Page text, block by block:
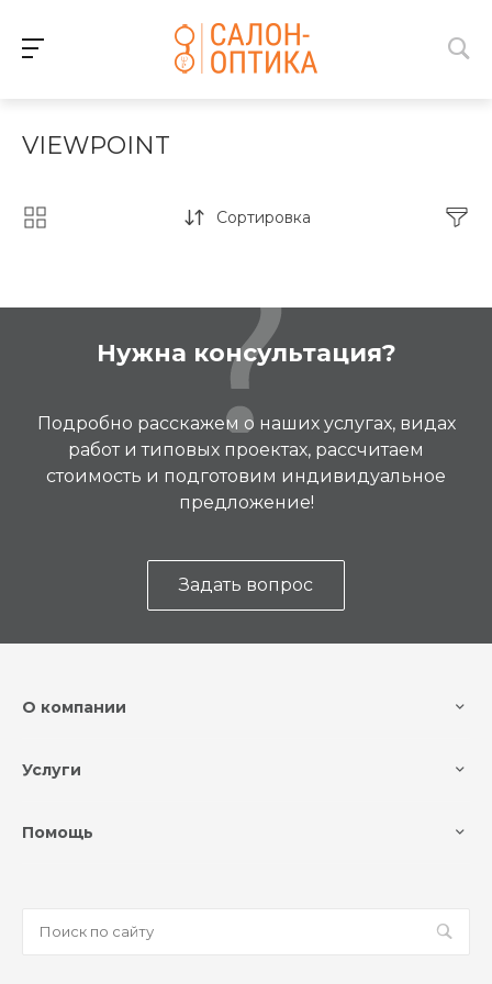
VIEWPOINT
Сортировка
Нужна консультация?
Подробно расскажем о наших услугах, видах
работ и типовых проектах, рассчитаем
стоимость и подготовим индивидуальное
предложение!
Задать вопрос
О компании
Услуги
Помощь